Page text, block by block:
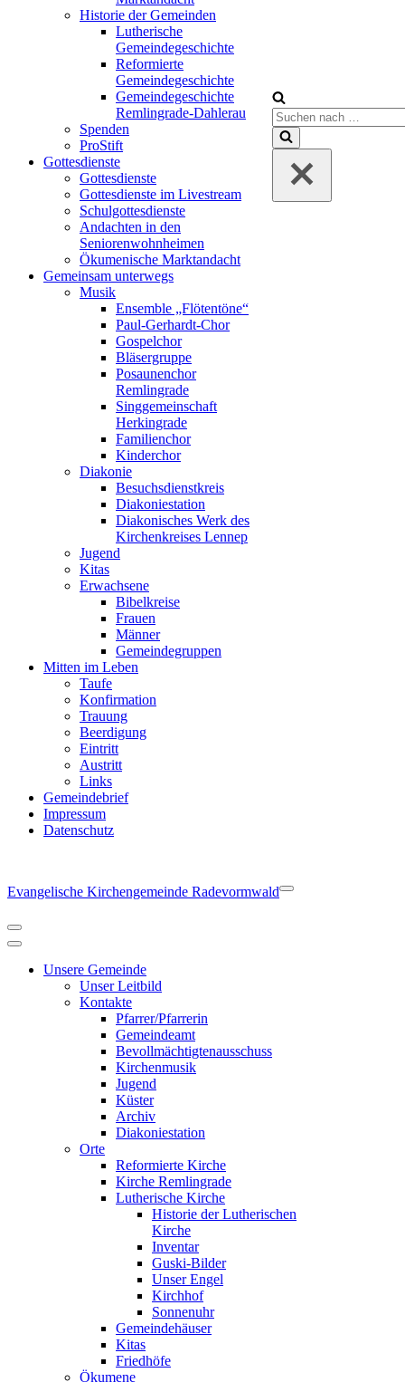
Historie der Gemeinden
Lutherische
Gemeindegeschichte
Reformierte
Gemeindegeschichte
Gemeindegeschichte
Remlingrade-Dahlerau
Spenden
ProStift
Gottesdienste
Gottesdienste
Gottesdienste im Livestream
Schulgottesdienste
Andachten in den
Seniorenwohnheimen
Ökumenische Marktandacht
Gemeinsam unterwegs
Musik
Ensemble „Flötentöne“
Paul-Gerhardt-Chor
Gospelchor
Bläsergruppe
Posaunenchor
Remlingrade
Singgemeinschaft
Herkingrade
Familienchor
Kinderchor
Diakonie
Besuchsdienstkreis
Diakoniestation
Diakonisches Werk des
Kirchenkreises Lennep
Jugend
Kitas
Erwachsene
Bibelkreise
Frauen
Männer
Gemeindegruppen
Mitten im Leben
Taufe
Konfirmation
Trauung
Beerdigung
Eintritt
Austritt
Links
Gemeindebrief
Impressum
Datenschutz
Suchen
nach …
Evangelische Kirchengemeinde Radevormwald Navigationsmenü
Navigationsmenü
Unsere Gemeinde
Unser Leitbild
Kontakte
Pfarrer/Pfarrerin
Gemeindeamt
Bevollmächtigtenausschuss
Kirchenmusik
Jugend
Küster
Archiv
Diakoniestation
Orte
Reformierte Kirche
Kirche Remlingrade
Lutherische Kirche
Historie der Lutherischen
Kirche
Inventar
Guski-Bilder
Unser Engel
Kirchhof
Sonnenuhr
Gemeindehäuser
Kitas
Friedhöfe
Ökumene